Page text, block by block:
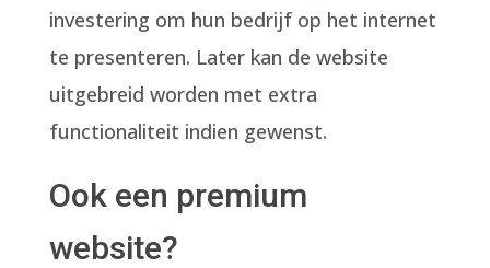
investering om hun bedrijf op het internet
te presenteren. Later kan de website
uitgebreid worden met extra
functionaliteit indien gewenst.
Ook een premium
website?